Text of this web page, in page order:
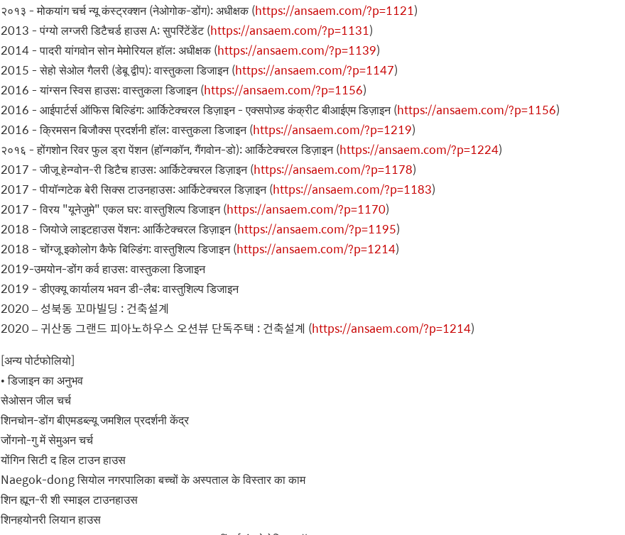
२०१३ - मोकयांग चर्च न्यू कंस्ट्रक्शन (नेओगोक-डोंग): अधीक्षक (https://ansaem.com/?p=1121)
2013 - पंग्यो लग्जरी डिटैचर्ड हाउस A: सुपरिंटेंडेंट (https://ansaem.com/?p=1131)
2014 - पादरी यांगवोन सोन मेमोरियल हॉल: अधीक्षक (https://ansaem.com/?p=1139)
2015 - सेहो सेओल गैलरी (डेबू द्वीप): वास्तुकला डिजाइन (https://ansaem.com/?p=1147)
2016 - यांग्सन स्विस हाउस: वास्तुकला डिजाइन (https://ansaem.com/?p=1156)
2016 - आईपार्टर्स ऑफिस बिल्डिंग: आर्किटेक्चरल डिज़ाइन - एक्सपोज़्ड कंक्रीट बीआईएम डिज़ाइन (https://ansaem.com/?p=1156)
2016 - क्रिमसन बिजौक्स प्रदर्शनी हॉल: वास्तुकला डिजाइन (https://ansaem.com/?p=1219)
२०१६ - होंगशोन रिवर फुल ड्रा पेंशन (हॉन्गकॉन, गैंगवोन-डो): आर्किटेक्चरल डिज़ाइन (https://ansaem.com/?p=1224)
2017 - जीजू हेन्ग्वोन-री डिटैच हाउस: आर्किटेक्चरल डिज़ाइन (https://ansaem.com/?p=1178)
2017 - पीयॉन्गटेक बेरी सिक्स टाउनहाउस: आर्किटेक्चरल डिज़ाइन (https://ansaem.com/?p=1183)
2017 - विरय "यूनेजुमे" एकल घर: वास्तुशिल्प डिजाइन (https://ansaem.com/?p=1170)
2018 - जियोजे लाइटहाउस पेंशन: आर्किटेक्चरल डिज़ाइन (https://ansaem.com/?p=1195)
2018 - चोंग्जू इकोलोग कैफे बिल्डिंग: वास्तुशिल्प डिजाइन (https://ansaem.com/?p=1214)
2019-उमयोन-डोंग कर्व हाउस: वास्तुकला डिजाइन
2019 - डीएक्यू कार्यालय भवन डी-लैब: वास्तुशिल्प डिजाइन
2020 – 성북동 꼬마빌딩 : 건축설계
2020 – 귀산동 그랜드 피아노하우스 오션뷰 단독주택 : 건축설계 (https://ansaem.com/?p=1214)
[अन्य पोर्टफोलियो]
• डिजाइन का अनुभव
सेओसन जील चर्च
शिनचोन-डोंग बीएमडब्ल्यू जमशिल प्रदर्शनी केंद्र
जोंगनो-गु में सेमुअन चर्च
योंगिन सिटी द हिल टाउन हाउस
Naegok-dong सियोल नगरपालिका बच्चों के अस्पताल के विस्तार का काम
शिन ह्यून-री शी स्माइल टाउनहाउस
शिनहयोनरी लियान हाउस